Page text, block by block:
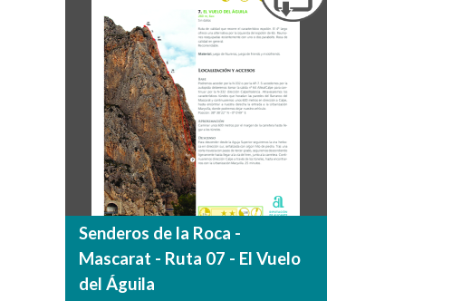
Senderos de la Roca -
Mascarat - Ruta 07 - El Vuelo
del Águila